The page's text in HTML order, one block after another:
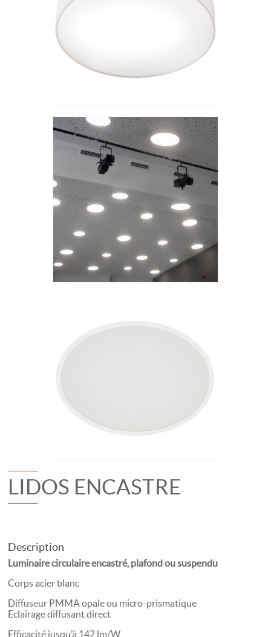
LIDOS ENCASTRE
Description
Luminaire circulaire encastré, plafond ou suspendu
Corps acier blanc
Diffuseur PMMA opale ou micro-prismatique
Eclairage diffusant direct
Efficacité jusqu’à 142 lm/W